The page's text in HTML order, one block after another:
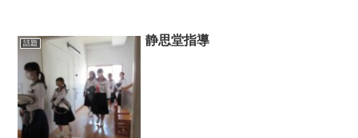
話題 静思堂指導